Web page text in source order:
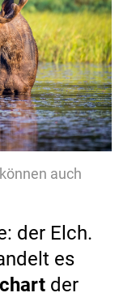
auch
der Elch.
es
der